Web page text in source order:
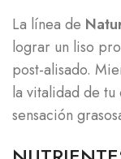
La línea de
lograr un liso
post-alisado.
la vitalidad de
sensación